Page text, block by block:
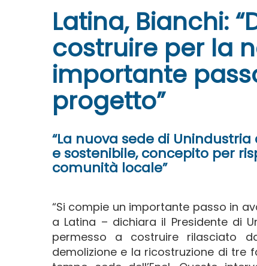
Latina, Bianchi:
costruire per la
importante
progetto”
“La nuova sede di
e sostenibile, concepito per
comunità locale”
“Si compie un importante passo in
a Latina – dichiara il Presidente di
permesso a costruire rilasciato
demolizione e la ricostruzione di tre